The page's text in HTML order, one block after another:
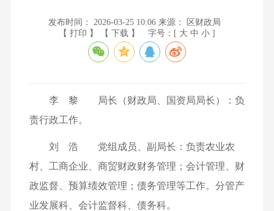
发布时间： 2026-03-25 10:06 来源： 区财政局
【 打印 】
【 下载 】 字号：[ 大 中 小 ]
李 黎 局长（财政局、国资局局长）：负
责行政工作。
刘 浩 党组成员、副局长：负责农业农
村、工商企业、商贸财政财务管理；会计管理、财
政监督、预算绩效管理；债务管理等工作。分管产
业发展科、会计监督科、债务科。